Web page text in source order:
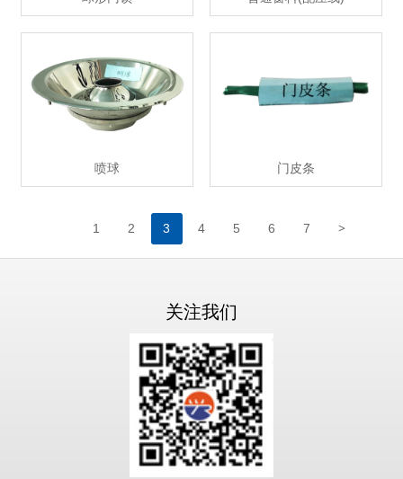
喷球 门皮条
1 2 3 4 5 6 7 >
关注我们